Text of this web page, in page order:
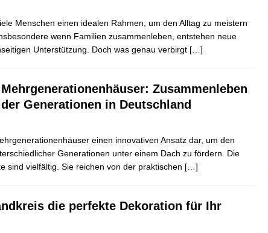
Menschen einen idealen Rahmen, um den Alltag zu meistern
wenn Familien zusammenleben, entstehen neue
Unterstützung. Doch was genau verbirgt […]
Mehrgenerationenhäuser: Zusammenleben
der Generationen in Deutschland
einen innovativen Ansatz dar, um den
Generationen unter einem Dach zu fördern. Die
sind vielfältig. Sie reichen von der praktischen […]
die perfekte Dekoration für Ihr